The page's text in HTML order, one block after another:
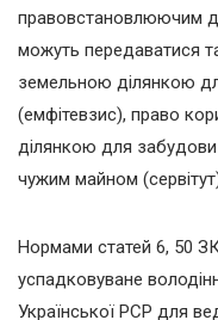
правовстановлюючим
можуть передаватися
земельною ділянкою
(емфітевзис), право
ділянкою для забудови
чужим майном
Нормами статей 6, 50
успадковуване
Української РСР для